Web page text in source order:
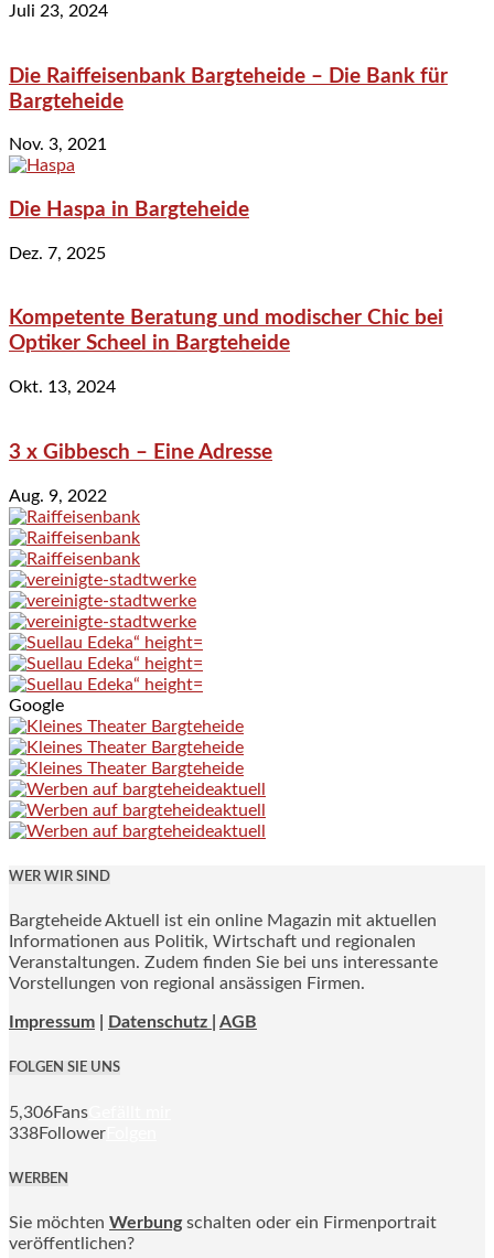
Juli 23, 2024
Die Raiffeisenbank Bargteheide – Die Bank für
Bargteheide
Nov. 3, 2021
Die Haspa in Bargteheide
Dez. 7, 2025
Kompetente Beratung und modischer Chic bei
Optiker Scheel in Bargteheide
Okt. 13, 2024
3 x Gibbesch – Eine Adresse
Aug. 9, 2022
Google
WER WIR SIND
Bargteheide Aktuell ist ein online Magazin mit aktuellen
Informationen aus Politik, Wirtschaft und regionalen
Veranstaltungen. Zudem finden Sie bei uns interessante
Vorstellungen von regional ansässigen Firmen.
Impressum Datenschutz | AGB
FOLGEN SIE UNS
5,306Fans
338Follower
WERBEN
Sie möchten Werbung schalten oder ein Firmenportrait
veröffentlichen?